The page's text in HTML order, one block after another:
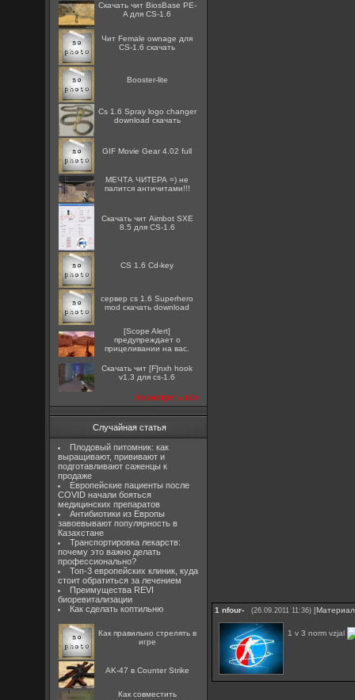
Скачать чит BiosBase PE-
A для CS-1.6
Чит Female ownage для
CS-1.6 скачать
Booster-lite
Cs 1.6 Spray logo changer
download скачать
GIF Movie Gear 4.02 full
МЕЧТА ЧИТЕРА =) не
палится античитами!!!
Скачать чит Aimbot SXE
8.5 для CS-1.6
CS 1.6 Cd-key
сервер cs 1.6 Superhero
mod скачать download
[Scope Alert]
предупреждает о
прицеливании на вас.
Скачать чит [F]nxh hook
v1.3 для cs-1.6
посмотреть все
Случайная статья
Плодовый питомник: как
выращивают, прививают и
подготавливают саженцы к
продаже
Европейские пациенты после
COVID начали бояться
медицинских препаратов
Антибиотики из Европы
завоевывают популярность в
Казахстане
Транспортировка лекарств:
почему это важно делать
профессионально?
Топ-3 европейских клиник, куда
стоит обратиться за лечением
Преимущества REVI
биоревитализации
Как сделать коптильню
Как правильно стрелять в
игре
AK-47 в Counter Strike
Как совместить
1 nfour- (26.09.2011 11:36) [Материал
1 v 3 norm vzjal